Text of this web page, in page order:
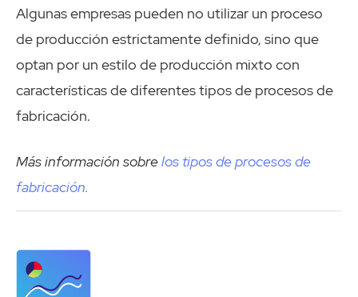
Algunas empresas pueden no utilizar un proceso
de producción estrictamente definido, sino que
optan por un estilo de producción mixto con
características de diferentes tipos de procesos de
fabricación.
Más información sobrelos tipos de procesos de
fabricación.